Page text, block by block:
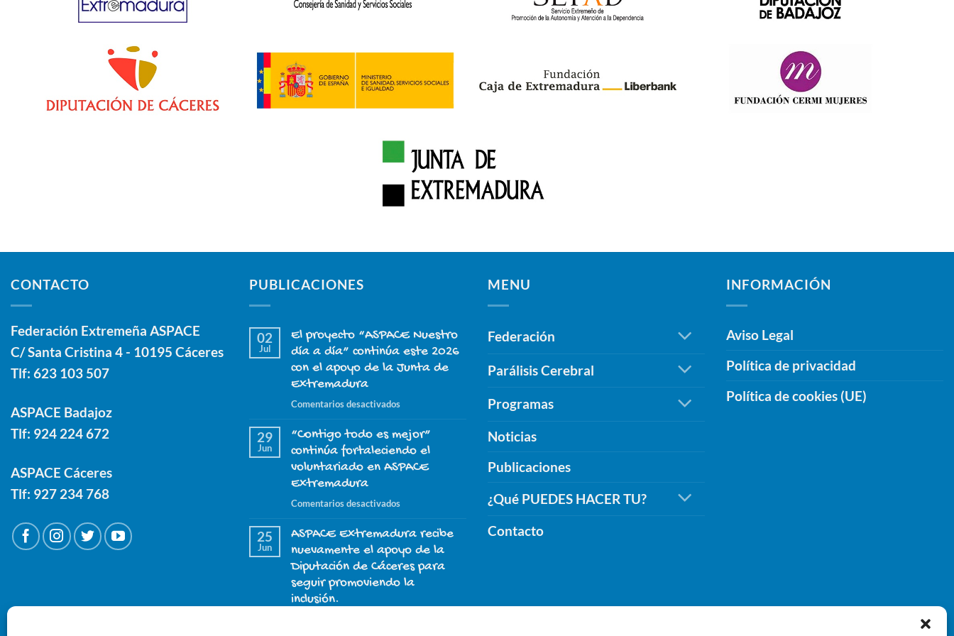
CONTACTO
Federación Extremeña ASPACE
C/ Santa Cristina 4 - 10195 Cáceres
Tlf: 623 103 507
ASPACE Badajoz
Tlf: 924 224 672
ASPACE Cáceres
Tlf: 927 234 768
PUBLICACIONES
02
Jul
El proyecto “ASPACE Nuestro
día a día” continúa este 2026
con el apoyo de la Junta de
Extremadura
Comentarios desactivadosen
proyecto
“ASPACE
Nuestro
día”
este
2026
con
el
29
Jun
“Contigo todo es mejor”
continúa fortaleciendo el
voluntariado en ASPACE
Extremadura
Comentarios desactivadosen
todo
es
mejor”
continúa
el
25
Jun
ASPACE Extremadura recibe
nuevamente el apoyo de la
Diputación de Cáceres para
seguir promoviendo la
inclusión.
MENU
Federación
Parálisis Cerebral
Programas
Noticias
Publicaciones
¿Qué PUEDES HACER TU?
Contacto
INFORMACIÓN
Aviso Legal
Política de privacidad
Política de cookies (UE)